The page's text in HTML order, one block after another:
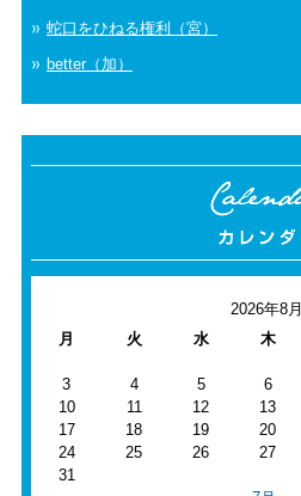
蛇口をひねる権利（宮）
better（加）
2026年8月
月
火 水 木
3
4 5 6
10
11 12 13
17
18 19 20
24
25 26 27
31